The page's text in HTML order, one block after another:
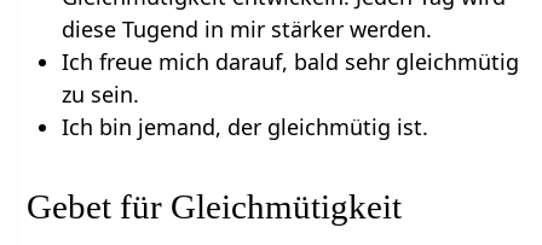
diese Tugend in mir stärker werden.
Ich freue mich darauf, bald sehr gleichmütig
zu sein.
Ich bin jemand, der gleichmütig ist.
Gebet für Gleichmütigkeit